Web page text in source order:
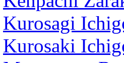
Kurosagi
Kurosaki